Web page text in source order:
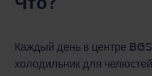
Каждый день в центре
холодильник для